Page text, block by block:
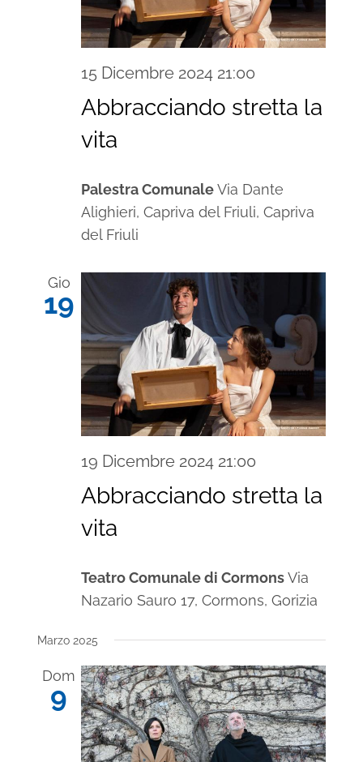
15 Dicembre 2024 21:00
Abbracciando stretta la
vita
Palestra ComunaleVia Dante
Alighieri, Capriva del Friuli, Capriva
del Friuli
Gio
19
19 Dicembre 2024 21:00
Abbracciando stretta la
vita
Teatro Comunale di CormonsVia
Nazario Sauro 17, Cormons, Gorizia
Marzo 2025
Dom
9